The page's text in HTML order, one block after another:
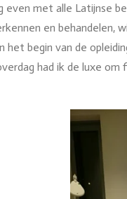
met alle Latijnse
en behandelen,
begin van de
had ik de luxe